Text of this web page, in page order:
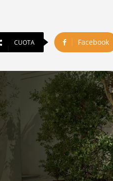
CUOTA Facebook